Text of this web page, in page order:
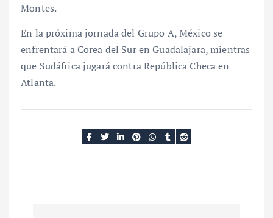
Montes.
En la próxima jornada del Grupo A, México se
enfrentará a Corea del Sur en Guadalajara, mientras
que Sudáfrica jugará contra República Checa en
Atlanta.